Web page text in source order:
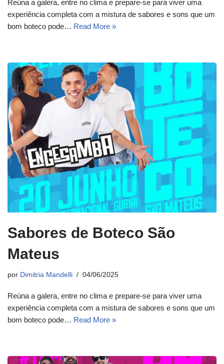
Reúna a galera, entre no clima e prepare-se para viver uma
experiência completa com a mistura de sabores e sons que um
bom boteco pode… Read More »
Sabores de Boteco São
Mateus
por Dimitria Mandelli 04/06/2025
Reúna a galera, entre no clima e prepare-se para viver uma
experiência completa com a mistura de sabores e sons que um
bom boteco pode… Read More »